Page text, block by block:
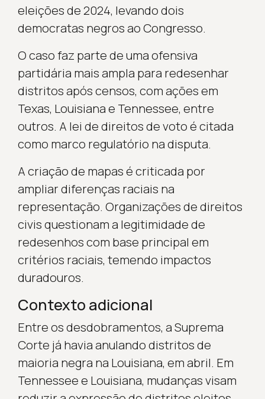
eleições de 2024, levando dois
democratas negros ao Congresso.
O caso faz parte de uma ofensiva
partidária mais ampla para redesenhar
distritos após censos, com ações em
Texas, Louisiana e Tennessee, entre
outros. A lei de direitos de voto é citada
como marco regulatório na disputa.
A criação de mapas é criticada por
ampliar diferenças raciais na
representação. Organizações de direitos
civis questionam a legitimidade de
redesenhos com base principal em
critérios raciais, temendo impactos
duradouros.
Contexto adicional
Entre os desdobramentos, a Suprema
Corte já havia anulando distritos de
maioria negra na Louisiana, em abril. Em
Tennessee e Louisiana, mudanças visam